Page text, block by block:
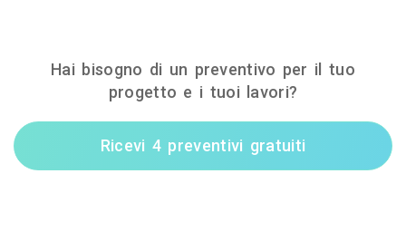
Hai bisogno di un preventivo per il tuo
progetto e i tuoi lavori?
Ricevi 4 preventivi gratuiti